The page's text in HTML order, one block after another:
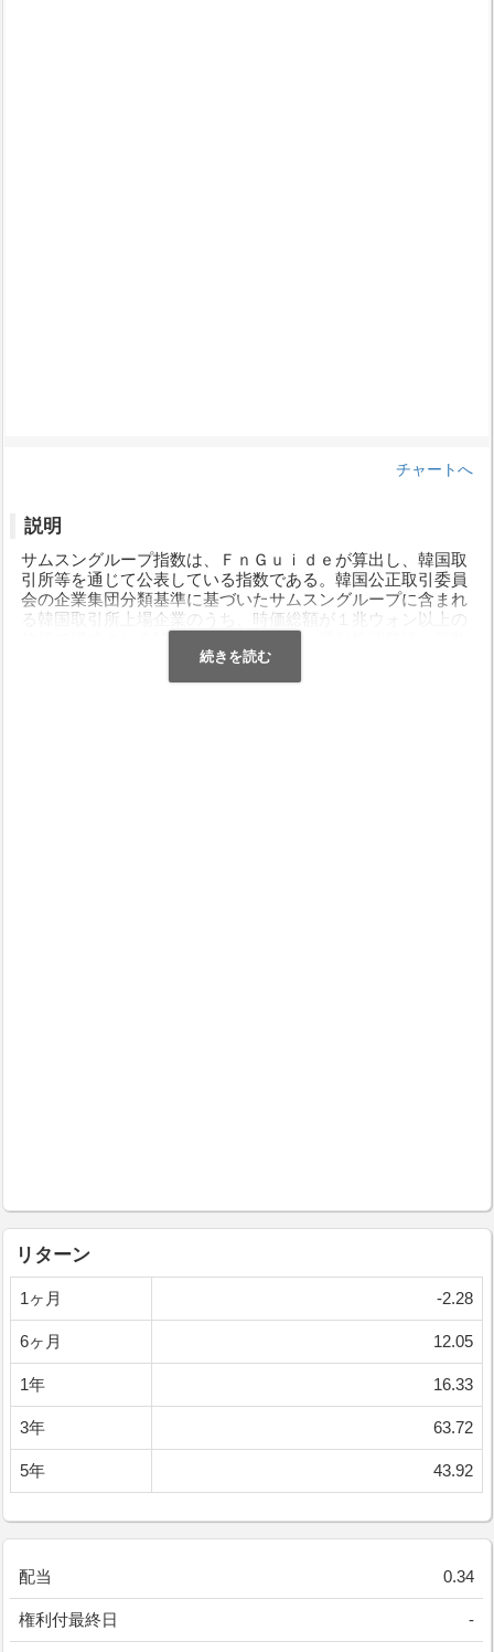
チャートへ
説明
サムスングループ指数は、ＦｎＧｕｉｄｅが算出し、韓国取
引所等を通じて公表している指数である。韓国公正取引委員
会の企業集団分類基準に基づいたサムスングループに含まれ
る韓国取引所上場企業のうち、時価総額が１兆ウォン以上の
である。２００１年１月２日を指数算出基準日とし、同日の
指数を１，０００ポイントとして算出する。
リターン
1ヶ月 -2.28
6ヶ月 12.05
1年 16.33
3年 63.72
5年 43.92
配当 0.34
権利付最終日 -